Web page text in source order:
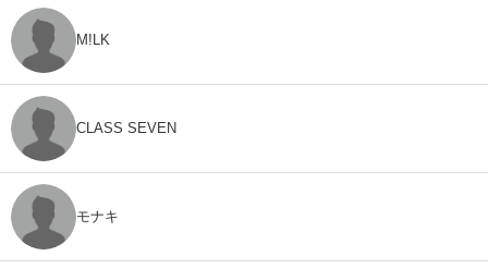
M!LK
CLASS SEVEN
モナキ